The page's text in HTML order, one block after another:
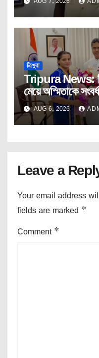
ত্রিপুরা
Tripura News:
মেয়ে অস্মিতাকে
AUG 6, 2026
Leave a
Your email address
fields are marked *
Comment *